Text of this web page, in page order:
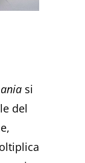
si
del